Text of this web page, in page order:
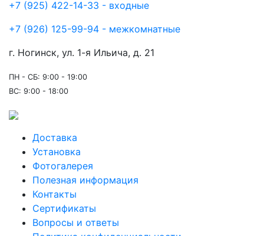
+7 (925) 422-14-33 - входные
+7 (926) 125-99-94 - межкомнатные
г. Ногинск, ул. 1-я Ильича, д. 21
ПН - СБ: 9:00 - 19:00
ВС: 9:00 - 18:00
Доставка
Установка
Фотогалерея
Полезная информация
Контакты
Сертификаты
Вопросы и ответы